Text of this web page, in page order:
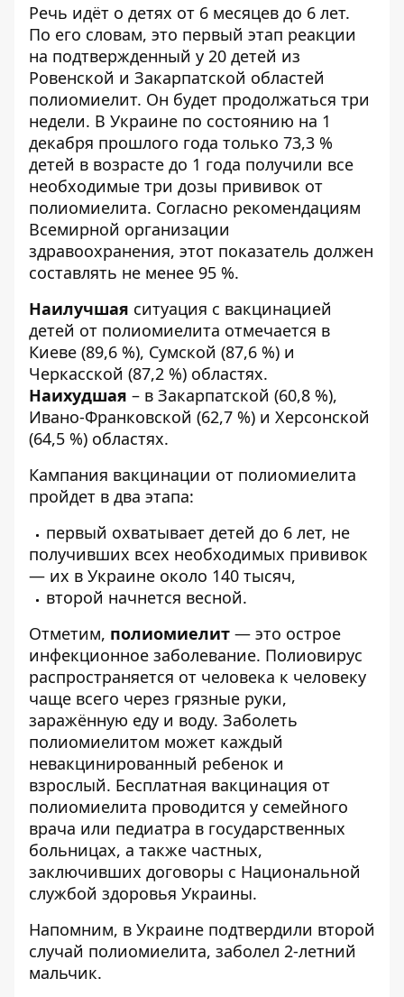
Речь идёт о детях от 6 месяцев до 6 лет.
По его словам, это первый этап реакции
на подтвержденный у 20 детей из
Ровенской и Закарпатской областей
полиомиелит. Он будет продолжаться три
недели. В Украине по состоянию на 1
декабря прошлого года только 73,3 %
детей в возрасте до 1 года получили все
необходимые три дозы прививок от
полиомиелита. Согласно рекомендациям
Всемирной организации
здравоохранения, этот показатель должен
составлять не менее 95 %.
Наилучшая ситуация с вакцинацией
детей от полиомиелита отмечается в
Киеве (89,6 %), Сумской (87,6 %) и
Черкасской (87,2 %) областях.
Наихудшая – в Закарпатской (60,8 %),
Ивано-Франковской (62,7 %) и Херсонской
(64,5 %) областях.
Кампания вакцинации от полиомиелита
пройдет в два этапа:
первый охватывает детей до 6 лет, не
получивших всех необходимых прививок
— их в Украине около 140 тысяч,
второй начнется весной.
Отметим, полиомиелит — это острое
инфекционное заболевание. Полиовирус
распространяется от человека к человеку
чаще всего через грязные руки,
заражённую еду и воду. Заболеть
полиомиелитом может каждый
невакцинированный ребенок и
взрослый. Бесплатная вакцинация от
полиомиелита проводится у семейного
врача или педиатра в государственных
больницах, а также частных,
заключивших договоры с Национальной
службой здоровья Украины.
Напомним, в Украине подтвердили второй
случай полиомиелита, заболел 2-летний
мальчик.